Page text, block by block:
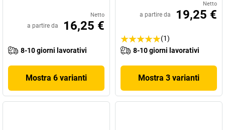
Netto
a partire da 16,25 €
8-10 giorni lavorativi
Mostra 6 varianti
Netto
a partire da 19,25 €
(1)
8-10 giorni lavorativi
Mostra 3 varianti